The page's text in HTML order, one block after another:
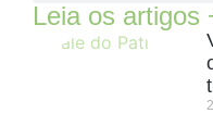
Leia os artigos